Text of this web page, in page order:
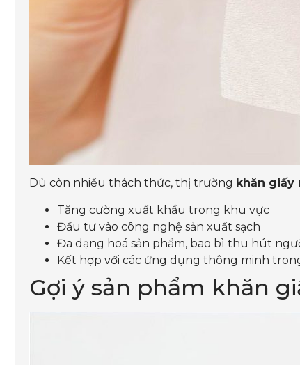
Dù còn nhiều thách thức, thị trường khăn giấy
Tăng cường xuất khẩu trong khu vực
Đầu tư vào công nghệ sản xuất sạch
Đa dạng hoá sản phẩm, bao bì thu hút
Kết hợp với các ứng dụng thông minh
Gợi ý sản phẩm khăn